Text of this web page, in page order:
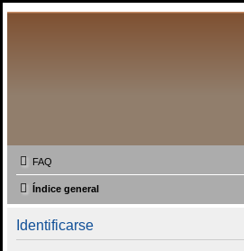
FAQ
Índice general
Identificarse